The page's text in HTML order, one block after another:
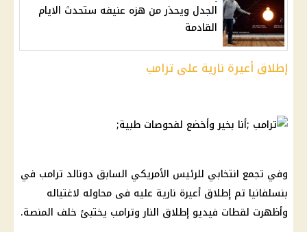
الجدل ويحذر من هزه عنيفه ستحدث الايام
القادمة
إطلاق أعيرة نارية على ترامب
وفي تجمع انتخابي للرئيس الأمريكي السابق دونالد ترامب في
بنسلفانيا تم إطلاق أعيرة نارية عليه فى محاوله لاغتياله
وأظهرت لقطات فيديو إطلاق النار وترامب يختبئ خلف المنصة.